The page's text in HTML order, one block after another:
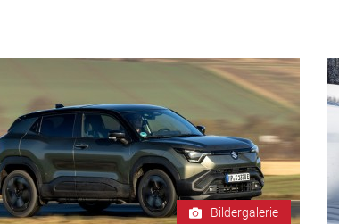
Bildergalerie